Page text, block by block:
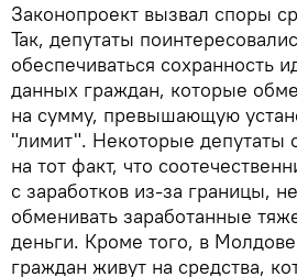
Законопроект вызвал споры
Так, депутаты
обеспечиваться сохранность
данных граждан, которые
на сумму, превышающую
"лимит". Некоторые депутаты
на тот факт, что
с заработков из-за границы,
обменивать заработанные
деньги. Кроме того, в
граждан живут на средства,